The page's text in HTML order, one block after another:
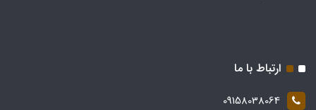
ارتباط با ما
09158038064